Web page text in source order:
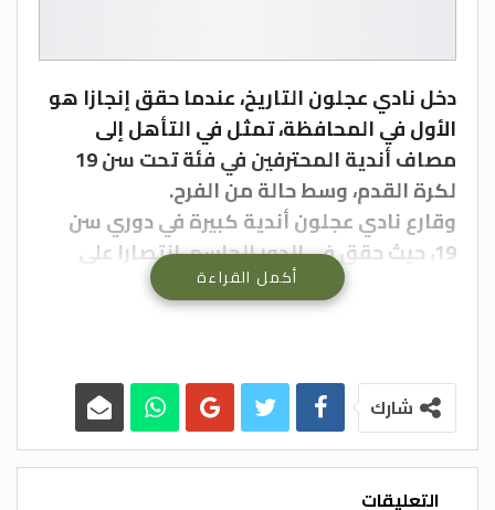
دخل نادي عجلون التاريخ، عندما حقق إنجازا هو
الأول في المحافظة، تمثل في التأهل إلى
مصاف أندية المحترفين في فئة تحت سن 19
لكرة القدم، وسط حالة من الفرح.
وقارع نادي عجلون أندية كبيرة في دوري سن
19، حيث حقق في الدور الحاسم، انتصارا على
فريق اليرموك بنتيجة 3-1، وتعادل مع شباب
العقبة 2-2، ومع الأهلي 2-2، ليصعد إلى مصاف
ويعتبر هذا الإنجاز الذي ولد من رحم المعاناة،
هو الأول لأندية المحافظة التي تمني النفس
أيضا، بصعود أحد فرقها للرجال إلى مصاف أندية
المحترفين لكرة القدم.
وضاعف هذا الإنجاز من مسؤولية القائمين على
أكمل القراءة
شارك
التعليقات